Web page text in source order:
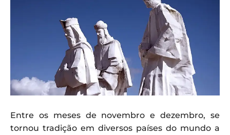
Entre os meses de novembro e dezembro, se
tornou tradição em diversos países do mundo a